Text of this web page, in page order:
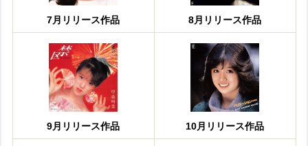
7月リリース作品 8月リリース作品
9月リリース作品 10月リリース作品